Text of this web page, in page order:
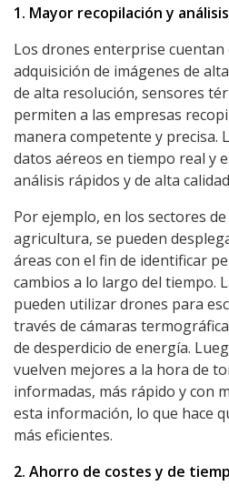
1. Mayor recopilación y
Los drones enterprise cuentan
adquisición de imágenes de
de alta resolución, sensores
permiten a las empresas
manera competente y precisa.
datos aéreos en tiempo real y
análisis rápidos y de alta
Por ejemplo, en los sectores
agricultura, se pueden
áreas con el fin de identificar
cambios a lo largo del tiempo.
pueden utilizar drones para
través de cámaras
de desperdicio de energía.
vuelven mejores a la hora de
informadas, más rápido y con
esta información, lo que hace
más eficientes.
2. Ahorro de costes y de